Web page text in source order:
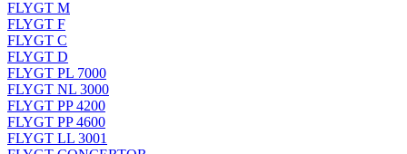
FLYGT M
FLYGT F
FLYGT C
FLYGT D
FLYGT PL 7000
FLYGT NL 3000
FLYGT PP 4200
FLYGT PP 4600
FLYGT LL 3001